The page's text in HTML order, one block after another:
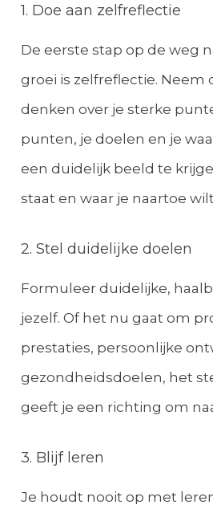
1. Doe aan zelfreflectie
De eerste stap op de weg
groei is zelfreflectie. Neem
denken over je sterke
punten, je doelen en je
een duidelijk beeld te
staat en waar je naartoe
2. Stel duidelijke doelen
Formuleer duidelijke,
jezelf. Of het nu gaat om
prestaties, persoonlijke
gezondheidsdoelen, het
geeft je een richting om
3. Blijf leren
Je houdt nooit op met